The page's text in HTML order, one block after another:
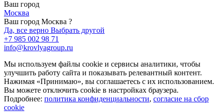
Ваш город
Москва
Ваш город Москва ?
Да, все верно Выбрать другой
+7 985 002 98 71
info@krovlyagroup.ru
Мы используем файлы cookie и сервисы аналитики, чтобы
улучшить работу сайта и показывать релевантный контент.
Нажимая «Принимаю», вы соглашаетесь с их использованием.
Вы можете отключить cookie в настройках браузера.
Подробнее: политика конфиденциальности, согласие на сбор
cookie